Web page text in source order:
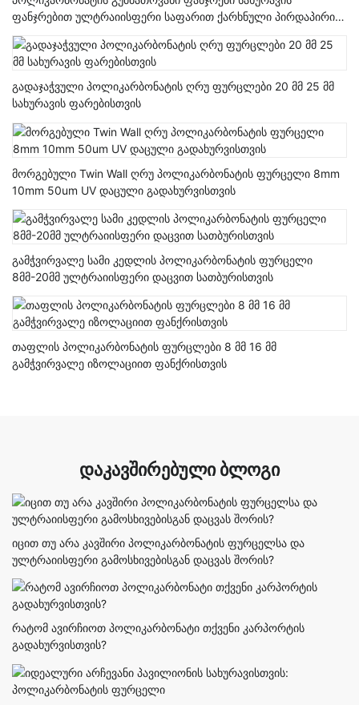
ფანჯრებით ულტრაიისფერი საფარით ქარხნული პირდაპირი
გაყიდვიდან
გადაჯაჭვული პოლიკარბონატის ღრუ ფურცლები 20 მმ 25 მმ
სახურავის ფარებისთვის
მორგებული Twin Wall ღრუ პოლიკარბონატის ფურცელი 8mm
10mm 50um UV დაცული გადახურვისთვის
გამჭვირვალე სამი კედლის პოლიკარბონატის ფურცელი
8მმ-20მმ ულტრაიისფერი დაცვით სათბურისთვის
თაფლის პოლიკარბონატის ფურცლები 8 მმ 16 მმ
გამჭვირვალე იზოლაციით ფანქრისთვის
ᲓᲐᲙᲐᲕᲨᲘᲠᲔᲑᲣᲚᲘ ᲑᲚᲝᲒᲘ
იცით თუ არა კავშირი პოლიკარბონატის ფურცელსა და
ულტრაიისფერი გამოსხივებისგან დაცვას შორის?
რატომ ავირჩიოთ პოლიკარბონატი თქვენი კარპორტის
გადახურვისთვის?